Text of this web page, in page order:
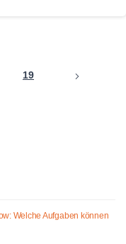
19
Welche Aufgaben können